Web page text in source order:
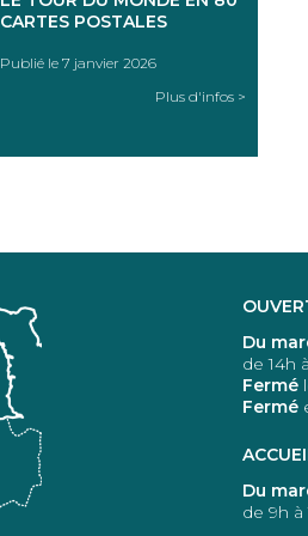
CARTES POSTALES
Publié le 7 janvier 2026
Plus d'infos >
Du
de 14h
Fermé
Fermé
Du
de 9h à